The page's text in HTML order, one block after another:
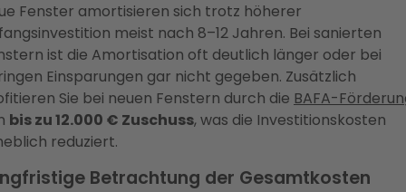
Fenster amortisieren sich trotz höherer
meist nach 8–12 Jahren. Bei sanierten
ist die Amortisation oft deutlich länger oder bei
Einsparungen gar nicht gegeben. Zusätzlich
Sie bei neuen Fenstern durch die BAFA-
bis zu 12.000 € Zuschuss, was die Investitionskosten
reduziert.
Betrachtung der Gesamtkosten